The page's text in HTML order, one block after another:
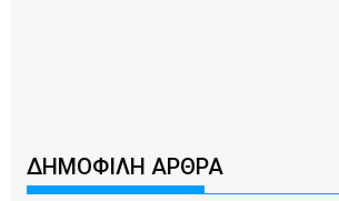
ΔΗΜΟΦΙΛΗ ΑΡΘΡΑ